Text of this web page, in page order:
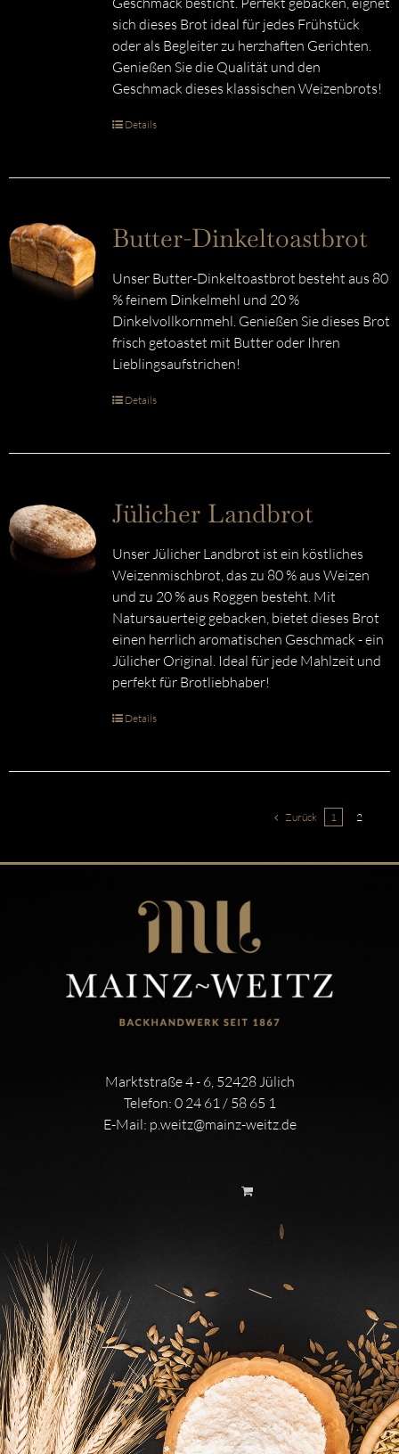
sich dieses Brot ideal für jedes Frühstück
oder als Begleiter zu herzhaften Gerichten.
Genießen Sie die Qualität und den
Geschmack dieses klassischen Weizenbrots!
Details
Butter-Dinkeltoastbrot
Unser Butter-Dinkeltoastbrot besteht aus 80
% feinem Dinkelmehl und 20 %
Dinkelvollkornmehl. Genießen Sie dieses Brot
frisch getoastet mit Butter oder Ihren
Lieblingsaufstrichen!
Details
Jülicher Landbrot
Unser Jülicher Landbrot ist ein köstliches
Weizenmischbrot, das zu 80 % aus Weizen
und zu 20 % aus Roggen besteht. Mit
Natursauerteig gebacken, bietet dieses Brot
einen herrlich aromatischen Geschmack - ein
Jülicher Original. Ideal für jede Mahlzeit und
perfekt für Brotliebhaber!
Details
Zurück 1 2
Marktstraße 4 - 6, 52428 Jülich
Telefon: 0 24 61 / 58 65 1
E-Mail: p.weitz@mainz-weitz.de